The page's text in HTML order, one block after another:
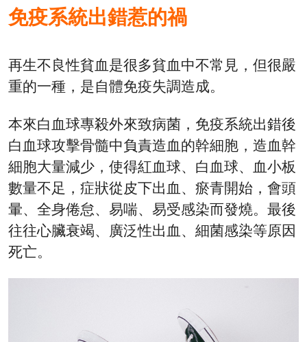
免疫系統出錯惹的禍
再生不良性貧血是很多貧血中不常見，但很嚴
重的一種，是自體免疫失調造成。
本來白血球專殺外來致病菌，免疫系統出錯後
白血球攻擊骨髓中負責造血的幹細胞，造血幹
細胞大量減少，使得紅血球、白血球、血小板
數量不足，症狀從皮下出血、瘀青開始，會頭
暈、全身倦怠、易喘、易受感染而發燒。最後
往往心臟衰竭、廣泛性出血、細菌感染等原因
死亡。